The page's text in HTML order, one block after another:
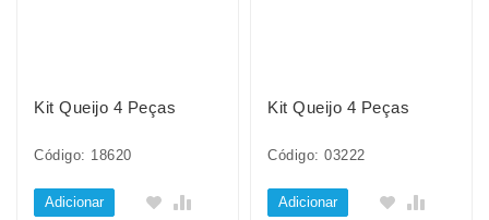
Kit Queijo 4 Peças
Código: 18620
Adicionar
Kit Queijo 4 Peças
Código: 03222
Adicionar